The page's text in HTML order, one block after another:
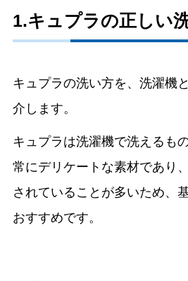
1.キュプラの正しい
キュプラの洗い方を、洗濯機
介します。
キュプラは洗濯機で洗えるも
常にデリケートな素材であり
されていることが多いため、
おすすめです。